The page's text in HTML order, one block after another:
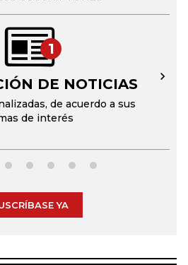
1
DE NOTICIAS
de acuerdo a sus
de interés
→
YA